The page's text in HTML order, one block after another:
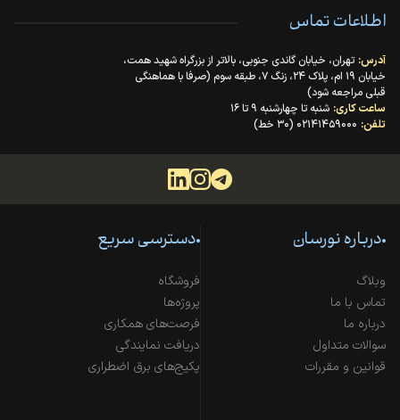
اطلاعات تماس
آدرس: تهران، خیابان گاندی جنوبی، بالاتر از بزرگراه شهید همت،
خیابان ۱۹ ام، پلاک ۲۴، زنگ ۷، طبقه سوم (صرفا با هماهنگی
قبلی مراجعه شود)
ساعت کاری: شنبه تا چهارشنبه ۹ تا ۱۶
تلفن: ۰۲۱۴۱۴۵۹۰۰۰ (۳۰ خط)
درباره نورسان
وبلاگ
تماس با ما
درباره ما
سوالات متداول
قوانین و مقررات
دسترسی سریع
فروشگاه
پروژه‌ها
فرصت‌های همکاری
دریافت نمایندگی
پکیج‌های برق اضطراری